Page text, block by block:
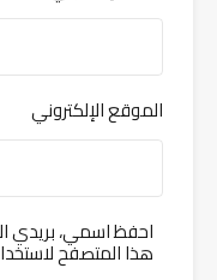
الموقع الإلكتروني
احفظ اسمي، بريدي
هذا المتصفح